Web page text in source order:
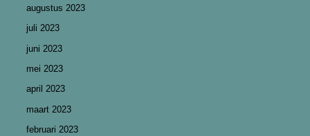
augustus 2023
juli 2023
juni 2023
mei 2023
april 2023
maart 2023
februari 2023